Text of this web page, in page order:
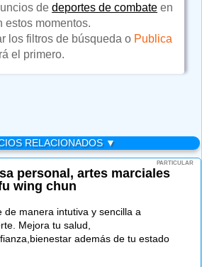
dedeportes de combate en
estos momentos.
los filtros de búsqueda o Publica
el primero.
RELACIONADOS ▼
PARTICULAR
personal, artes marciales
wing chun
de manera intutiva y sencilla a
Mejora tu salud,
además de tu estado